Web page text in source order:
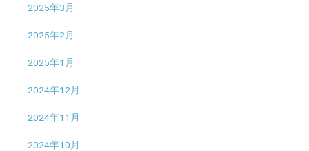
2025年3月
2025年2月
2025年1月
2024年12月
2024年11月
2024年10月